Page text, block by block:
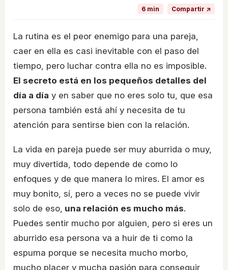
6 min
Compartir ↗
La rutina es el peor enemigo para una pareja,
caer en ella es casi inevitable con el paso del
tiempo, pero luchar contra ella no es imposible.
El secreto está en los pequeños detalles del
día a día y en saber que no eres solo tu, que esa
persona también está ahí y necesita de tu
atención para sentirse bien con la relación.
La vida en pareja puede ser muy aburrida o muy,
muy divertida, todo depende de como lo
enfoques y de que manera lo mires. El amor es
muy bonito, sí, pero a veces no se puede vivir
solo de eso, una relación es mucho más.
Puedes sentir mucho por alguien, pero si eres un
aburrido esa persona va a huir de ti como la
espuma porque se necesita mucho morbo,
mucho placer y mucha pasión para conseguir